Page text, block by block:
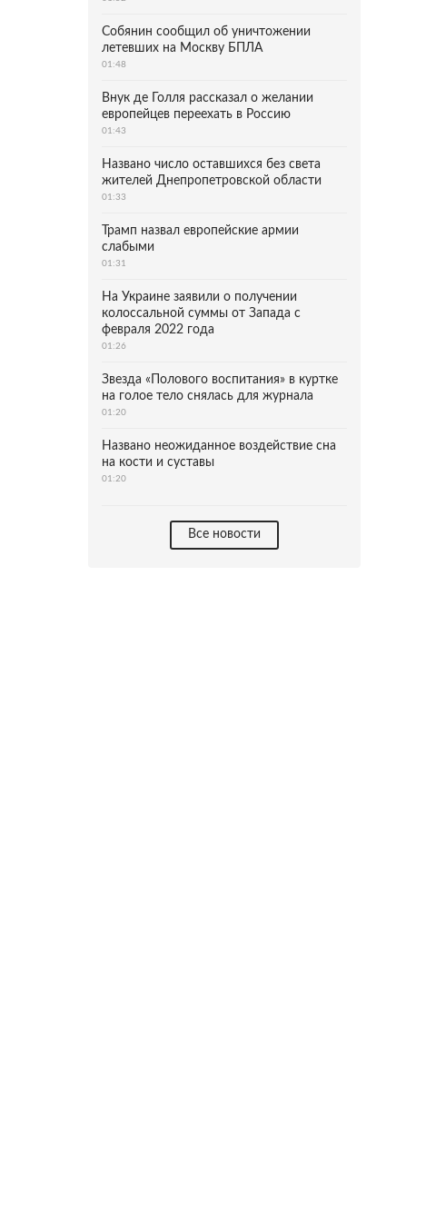
Собянин сообщил об уничтожении
летевших на Москву БПЛА
01:48
Внук де Голля рассказал о желании
европейцев переехать в Россию
01:43
Названо число оставшихся без света
жителей Днепропетровской области
01:33
Трамп назвал европейские армии
слабыми
01:31
На Украине заявили о получении
колоссальной суммы от Запада с
февраля 2022 года
01:26
Звезда «Полового воспитания» в куртке
на голое тело снялась для журнала
01:20
Названо неожиданное воздействие сна
на кости и суставы
01:20
Все новости